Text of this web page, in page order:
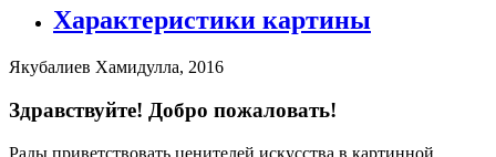
Характеристики картины
Якубалиев Хамидулла, 2016
Здравствуйте! Добро пожаловать!
Рады приветствовать ценителей искусства в картинной